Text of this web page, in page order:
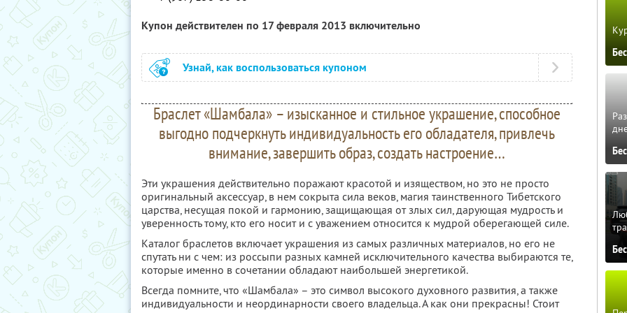
Купон действителен по 17 февраля 2013 включительно
Узнай, как воспользоваться купоном
Браслет «Шамбала» – изысканное и стильное украшение, способное
выгодно подчеркнуть индивидуальность его обладателя, привлечь
внимание, завершить образ, создать настроение…
Эти украшения действительно поражают красотой и изяществом, но это не просто
оригинальный аксессуар, в нем сокрыта сила веков, магия таинственного Тибетского
царства, несущая покой и гармонию, защищающая от злых сил, дарующая мудрость и
уверенность тому, кто его носит и с уважением относится к мудрой оберегающей силе.
Каталог браслетов включает украшения из самых различных материалов, но его не
спутать ни с чем: из россыпи разных камней исключительного качества выбираются те,
которые именно в сочетании обладают наибольшей энергетикой.
Всегда помните, что «Шамбала» – это символ высокого духовного развития, а также
индивидуальности и неординарности своего владельца. А как они прекрасны! Стоит